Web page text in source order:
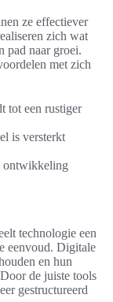
ze effectiever
zich wat
pad naar groei.
met zich
tot een rustiger
is versterkt
ontwikkeling
technologie een
eenvoud. Digitale
en hun
de juiste tools
gestructureerd